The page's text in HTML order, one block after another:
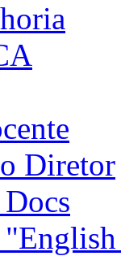
Diretor